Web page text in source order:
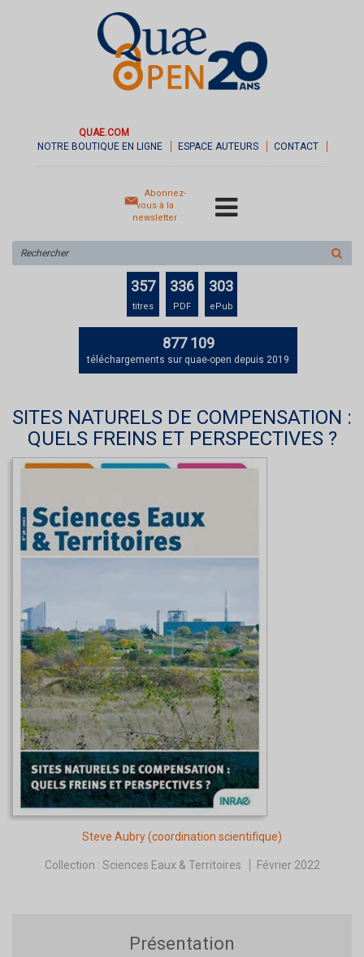
QUAE.COM
NOTRE BOUTIQUE EN LIGNE
ESPACE AUTEURS CONTACT
Abonnez-
vous à la
newsletter
sur
le
357
titres
336
PDF
303
ePub
877 109
téléchargements sur quae-open depuis 2019
SITES NATURELS DE COMPENSATION :
QUELS FREINS ET PERSPECTIVES ?
Steve Aubry(coordination scientifique)
Collection : Sciences Eaux & Territoires Février 2022
Présentation